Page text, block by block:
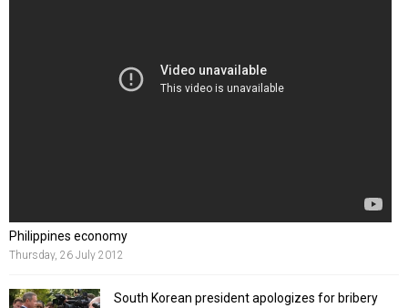
Philippines economy
Thursday, 26 July 2012
South Korean president apologizes for bribery